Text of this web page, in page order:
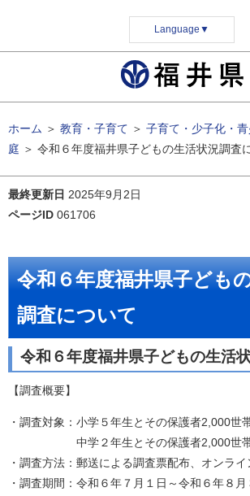
Language ▼
ホーム ＞ 教育・子育て ＞ 子育て・少子化・
庭 ＞ 令和６年度福井県子どもの生活状況調査
最終更新日 2025年9月2日
ページID 061706
令和６年度福井県子ども
調査について
令和６年度福井県子どもの生活
【調査概要】
・調査対象：小学５年生とその保護者2,000世
中学２年生とその保護者2,000世帯
・調査方法：郵送による調査票配布、オンラ
・調査期間：令和６年７月１日～令和６年８月